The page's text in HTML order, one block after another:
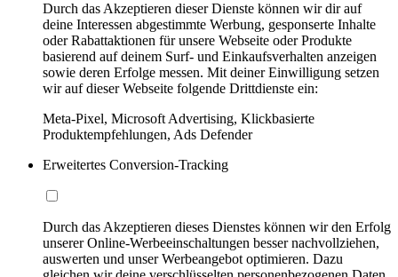
Durch das Akzeptieren dieser Dienste können wir dir auf
deine Interessen abgestimmte Werbung, gesponserte Inhalte
oder Rabattaktionen für unsere Webseite oder Produkte
basierend auf deinem Surf- und Einkaufsverhalten anzeigen
sowie deren Erfolge messen. Mit deiner Einwilligung setzen
wir auf dieser Webseite folgende Drittdienste ein:
Meta-Pixel, Microsoft Advertising, Klickbasierte
Produktempfehlungen, Ads Defender
Erweitertes Conversion-Tracking
Durch das Akzeptieren dieses Dienstes können wir den Erfolg
unserer Online-Werbeeinschaltungen besser nachvollziehen,
auswerten und unser Werbeangebot optimieren. Dazu